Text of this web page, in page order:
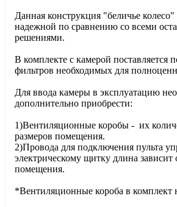
Данная конструкция "беличье колесо"
надежной по сравнению со всеми
решениями.
В комплекте с камерой поставляется
фильтров необходимых для
Для ввода камеры в эксплуатацию
дополнительно приобрести:
1)Вентиляционные коробы - их
размеров помещения.
2)Провода для подключения пульта
электрическому щитку длина зависит
помещения.
*Вентиляционные короба в комплект